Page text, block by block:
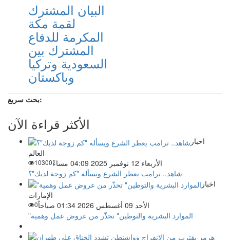
البيان المشترك
لقمة مكة
المكرمة للدفاع
المشترك بين
السعودية وتركيا
وباكستان
بحث سريع:
الأكثر قراءة الآن
اخبار
العالم
الأربعاء 12 نوفمبر 2025 04:09 مساءً
10300
شاهد.. ترامب يعطر الشرع ويسأله "كم زوجة لديك"؟
اخبار
الإمارات
الأحد 09 أغسطس 2026 01:34 صباحاً
0
"الموارد البشرية والتوطين" تحذّر من عروض عمل وهمية